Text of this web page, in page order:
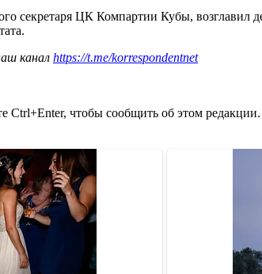
секретаря ЦК Компартии Кубы, возглавил
канал https://t.me/korrespondentnet
Ctrl+Enter, чтобы сообщить об этом редакции.